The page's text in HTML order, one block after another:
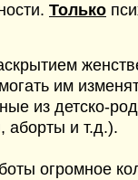
им
из детско-
аборты и т.д.).
огромное
Только